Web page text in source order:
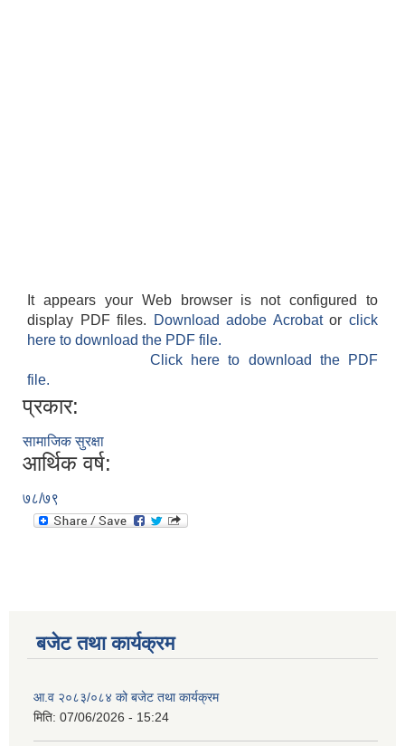
It appears your Web browser is not configured to
display PDF files.
Download adobe Acrobatorclick
here to download the PDF file.
Click here to download the PDF
file.
प्रकार:
सामाजिक सुरक्षा
आर्थिक वर्ष:
७८/७९
बजेट तथा कार्यक्रम
आ.व २०८३/०८४ को बजेट तथा कार्यक्रम
मिति: 07/06/2026 - 15:24